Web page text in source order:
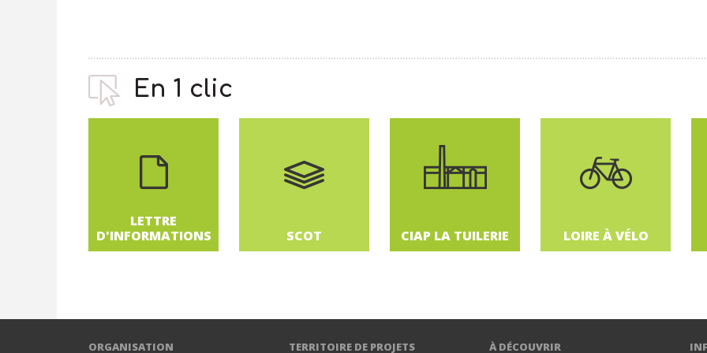
2026
SEPTEMBRE
En 1 clic
LETTRE
D'INFORMATIONS
SCOT CIAP LA TUILERIE LOIRE À VÉLO
ORGANISATION TERRITOIRE DE PROJETS À DÉCOUVRIR